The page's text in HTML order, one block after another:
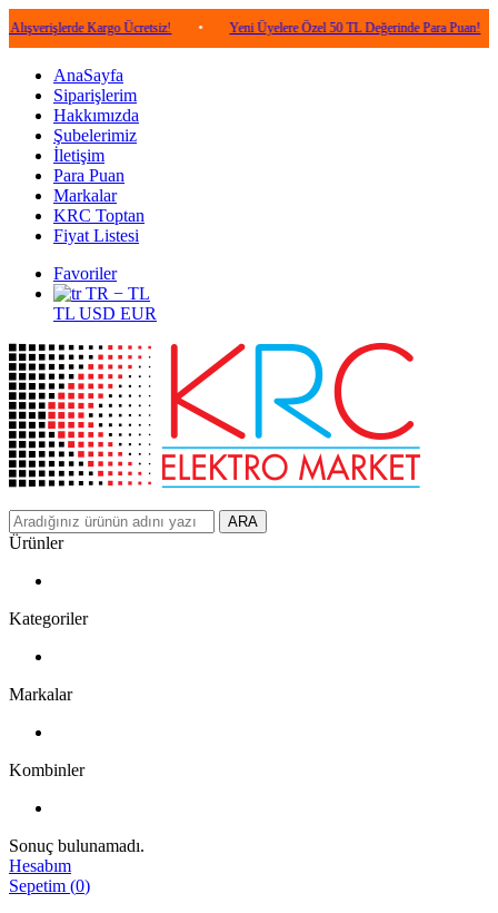
Kargo Ücretsiz! • Yeni Üyelere Özel 50 TL Değerinde Para Puan! •
AnaSayfa
Siparişlerim
Hakkımızda
Şubelerimiz
İletişim
Para Puan
Markalar
KRC Toptan
Fiyat Listesi
Favoriler
TR − TL
TL USD EUR
ARA
Ürünler
Kategoriler
Markalar
Kombinler
Sonuç bulunamadı.
Hesabım
Sepetim (0)